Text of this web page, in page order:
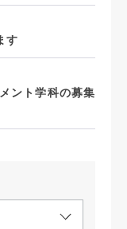
す
ント学科の募集